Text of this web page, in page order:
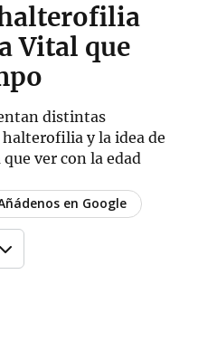
halterofilia
Vital que
distintas
y la idea de
ver con la edad
en Google